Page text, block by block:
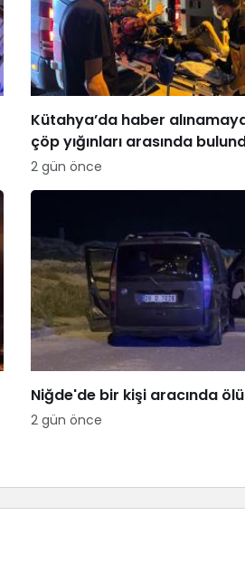
Kütahya’da haber
çöp yığınları arasında
2 gün önce
Niğde'de bir kişi aracında
2 gün önce